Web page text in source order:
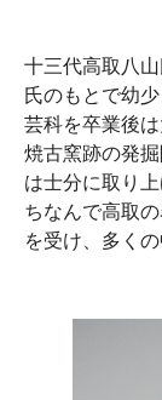
十三代高取八
氏のもとで幼
芸科を卒業後
焼古窯跡の発
は士分に取り
ちなんで高取
を受け、多く